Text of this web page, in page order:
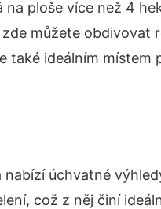
ploše více než 4
můžete obdivovat
také ideálním místem
úchvatné
což z něj činí